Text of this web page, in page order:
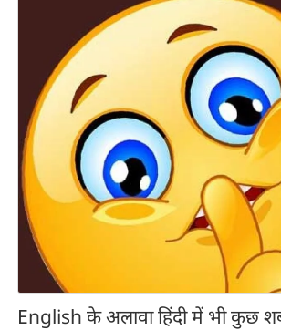
English के अलावा हिंदी में भी कुछ